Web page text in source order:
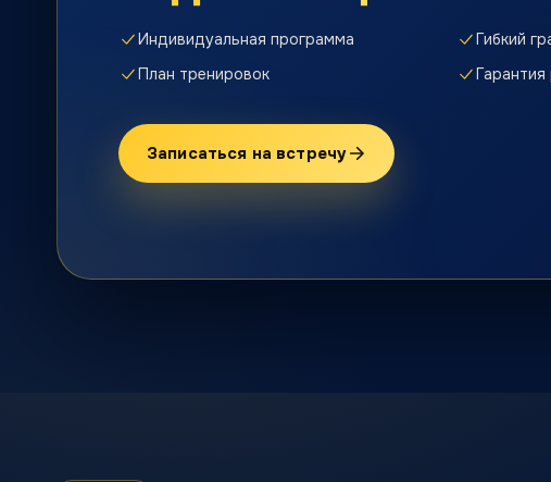
Индивидуальная программа
Гибкий
План тренировок
Гарантия
Записаться на встречу